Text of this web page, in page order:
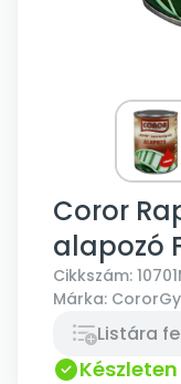
Coror
alapozó
Cikkszám: 10701
Márka: Coror
Listára
Készleten